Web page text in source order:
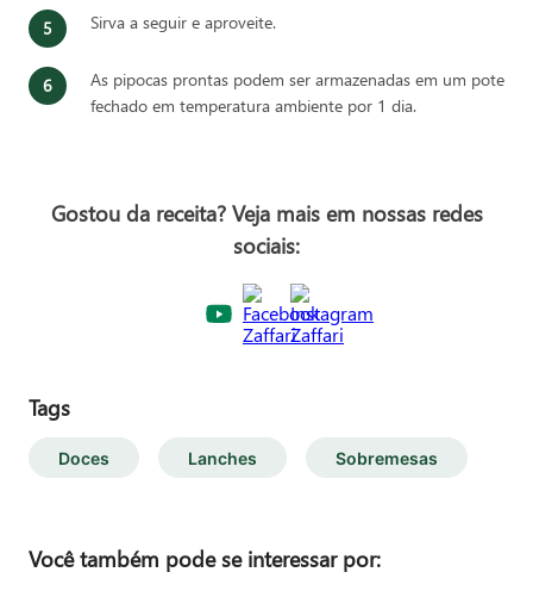
Sirva a seguir e aproveite.
As pipocas prontas podem ser armazenadas em um pote
fechado em temperatura ambiente por 1 dia.
Gostou da receita? Veja mais em nossas redes
sociais:
Tags
Doces Lanches Sobremesas
Você também pode se interessar por: